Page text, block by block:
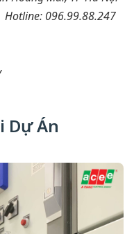
Hotline: 096.99.88.247
Dự Án